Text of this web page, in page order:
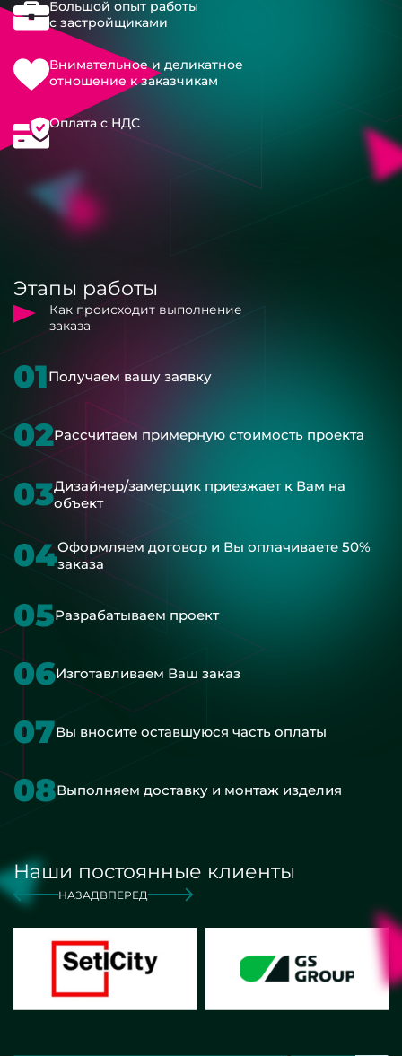
Большой опыт работы
с застройщиками
Внимательное и деликатное
отношение к заказчикам
Оплата с НДС
Этапы работы
Как происходит выполнение
заказа
01Получаем вашу заявку
02Рассчитаем примерную стоимость проекта
03Дизайнер/замерщик приезжает к Вам на
объект
04Оформляем договор и Вы оплачиваете 50%
заказа
05Разрабатываем проект
06Изготавливаем Ваш заказ
07Вы вносите оставшуюся часть оплаты
08Выполняем доставку и монтаж изделия
Наши постоянные клиенты
НАЗАД ВПЕРЕД